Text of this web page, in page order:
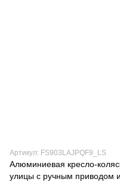
Артикул: FS903LAJPQF9_LS
Алюминиевая кресло-
улицы с ручным приводом